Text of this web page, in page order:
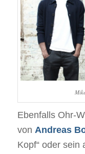
Ebenfalls Ohr-
von Andreas
Kopf“ oder sein